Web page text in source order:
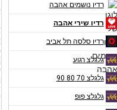
רדיו נושמים אהבה
רדיו שירי אהבה
רדיו סלסה תל אביב
גלגלצ רגוע
גלגלצ 70 80 90
גלגלצ פופ